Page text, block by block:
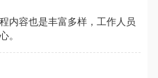
内容也是丰富多样，工作人员
。